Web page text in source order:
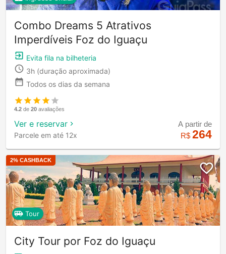
Combo Dreams 5 Atrativos
Imperdíveis Foz do Iguaçu
Evita fila na bilheteria
3h (duração aproximada)
Todos os dias da semana
4.2 de 20 avaliações
Ver e reservar
Parcele em até 12x
A partir de
R$ 264
2% CASHBACK
Tour
City Tour por Foz do Iguaçu